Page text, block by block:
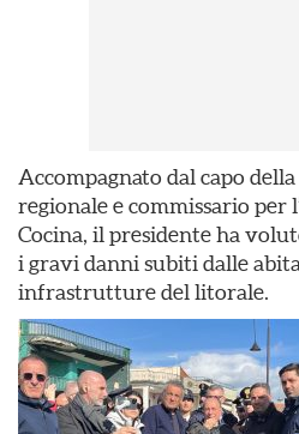
Accompagnato dal capo
regionale e commissario per
Cocina, il presidente ha
i gravi danni subiti dalle
infrastrutture del litorale.